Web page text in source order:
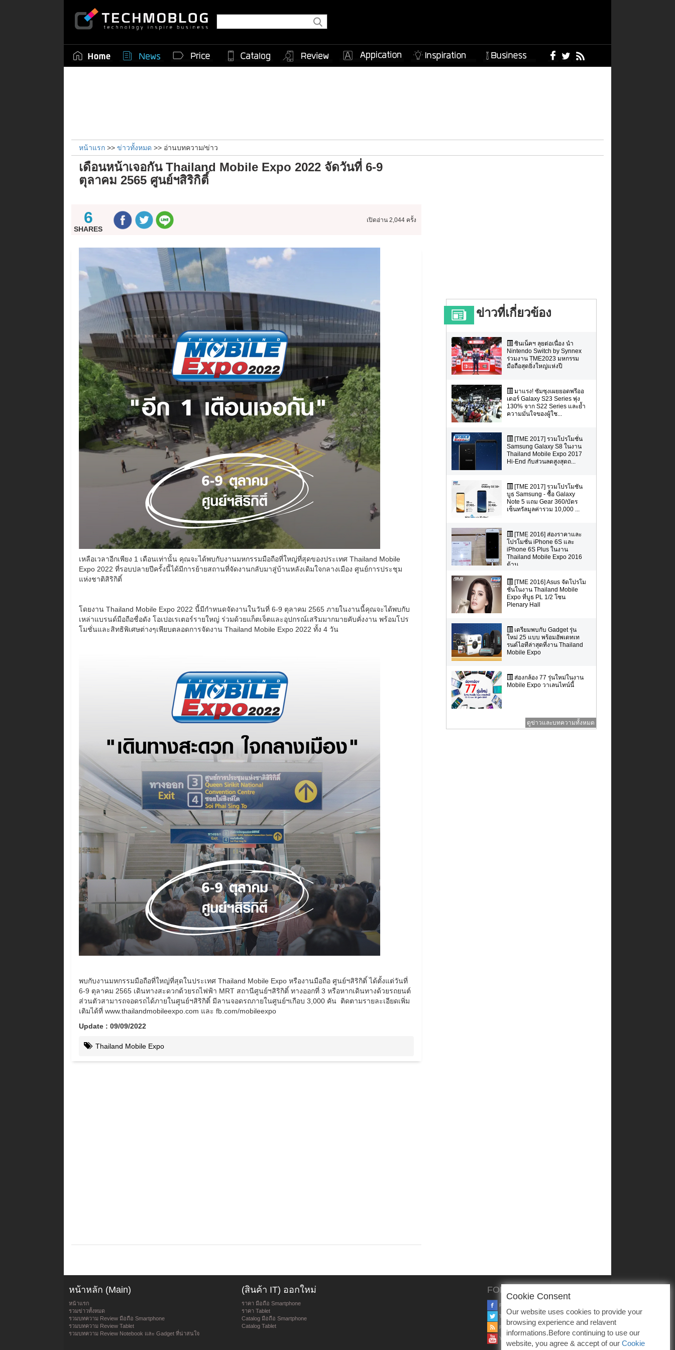
หน้าแรก >> ข่าวทั้งหมด >> อ่านบทความ/ข่าว
เดือนหน้าเจอกัน Thailand Mobile Expo 2022 จัดวันที่ 6-9
ตุลาคม 2565 ศูนย์ฯสิริกิติ์
6
SHARES
เปิดอ่าน 2,044 ครั้ง
เหลือเวลาอีกเพียง 1 เดือนเท่านั้น คุณจะได้พบกับงานมหกรรมมือถือที่ใหญ่ที่สุดของประเทศ Thailand Mobile
Expo 2022 ที่รอบปลายปีครั้งนี้ได้มีการย้ายสถานที่จัดงานกลับมาสู่บ้านหลังเดิมใจกลางเมือง ศูนย์การประชุม
แห่งชาติสิริกิติ์
โดยงาน Thailand Mobile Expo 2022 นี้มีกำหนดจัดงานในวันที่ 6-9 ตุลาคม 2565 ภายในงานนี้คุณจะได้พบกับ
เหล่าแบรนด์มือถือชื่อดัง โอเปอเรเตอร์รายใหญ่ ร่วมด้วยแก็ตเจ็ตและอุปกรณ์เสริมมากมายคับคั่งงาน พร้อมโปร
โมชั่นและสิทธิพิเศษต่างๆเพียบตลอดการจัดงาน Thailand Mobile Expo 2022 ทั้ง 4 วัน
พบกับงานมหกรรมมือถือที่ใหญ่ที่สุดในประเทศ Thailand Mobile Expo หรืองานมือถือ ศูนย์ฯสิริกิติ์ ได้ตั้งแต่วันที่
6-9 ตุลาคม 2565 เดินทางสะดวกด้วยรถไฟฟ้า MRT สถานีศูนย์ฯสิริกิติ์ ทางออกที่ 3 หรือหากเดินทางด้วยรถยนต์
ส่วนตัวสามารถจอดรถได้ภายในศูนย์ฯสิริกิติ์ มีลานจอดรถภายในศูนย์ฯเกือบ 3,000 คัน ติดตามรายละเอียดเพิ่ม
เติมได้ที่ www.thailandmobileexpo.com และ fb.com/mobileexpo
Update : 09/09/2022
Thailand Mobile Expo
ข่าวที่เกี่ยวข้อง
ซินเน็คฯ ลุยต่อเนื่อง นำ
Nintendo Switch by Synnex
ร่วมงาน TME2023 มหกรรม
มือถือสุดยิ่งใหญ่แห่งปี
มาแรง! ซัมซุงเผยยอดพรีออ
เดอร์ Galaxy S23 Series พุ่ง
130% จาก S22 Series และย้ำ
ความมั่นใจของผู้ใช...
[TME 2017] รวมโปรโมชั่น
Samsung Galaxy S8 ในงาน
Thailand Mobile Expo 2017
Hi-End กับส่วนลดสูงสุดถ...
[TME 2017] รวมโปรโมชัน
บูธ Samsung - ซื้อ Galaxy
Note 5 แถม Gear 360/บัตร
เซ็นทรัลมูลค่ารวม 10,000 ...
[TME 2016] ส่องราคาและ
โปรโมชั่น iPhone 6S และ
iPhone 6S Plus ในงาน
Thailand Mobile Expo 2016
ด้าน...
[TME 2016] Asus จัดโปรโม
ชั่นในงาน Thailand Mobile
Expo ที่บูธ PL 1/2 โซน
Plenary Hall
เตรียมพบกับ Gadget รุ่น
ใหม่ 25 แบบ พร้อมอัพเดทเท
รนด์ไอทีล่าสุดที่งาน Thailand
Mobile Expo
ส่องกล้อง 77 รุ่นใหม่ในงาน
Mobile Expo วาเลนไทน์นี้
ดูข่าวและบทความทั้งหมด
หน้าหลัก (Main)
หน้าแรก
รวมข่าวทั้งหมด
รวมบทความ Review มือถือ Smartphone
รวมบทความ Review Tablet
รวมบทความ Review Notebook และ Gadget ที่น่าสนใจ
(สินค้า IT) ออกใหม่
ราคา มือถือ Smartphone
ราคา Tablet
Catalog มือถือ Smartphone
Catalog Tablet
FOLLOW US
FACEBOOK
TWITTER
RSS
YOUTUBE
Cookie Consent
Our website uses cookies to provide your
browsing experience and relavent
informations.Before continuing to use our
website, you agree & accept of our Cookie